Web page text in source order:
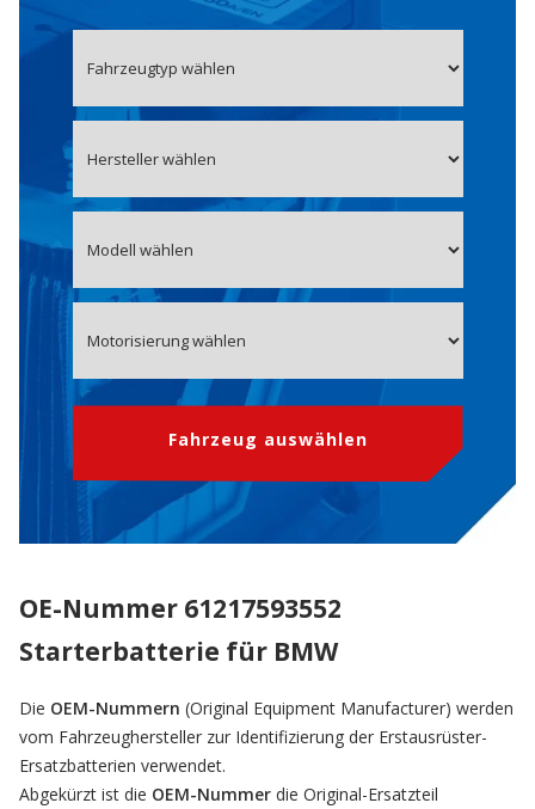
Fahrzeug auswählen
OE-Nummer 61217593552
Starterbatterie für BMW
Die OEM-Nummern (Original Equipment Manufacturer) werden
vom Fahrzeughersteller zur Identifizierung der Erstausrüster-
Ersatzbatterien verwendet.
Abgekürzt ist die OEM-Nummer die Original-Ersatzteil